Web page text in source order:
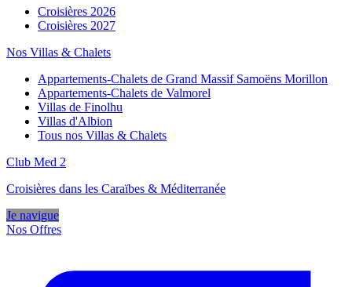
Croisières 2026
Croisières 2027
Nos Villas & Chalets
Appartements-Chalets de Grand Massif Samoëns Morillon
Appartements-Chalets de Valmorel
Villas de Finolhu
Villas d'Albion
Tous nos Villas & Chalets
Club Med 2
Croisières dans les Caraïbes & Méditerranée
Je navigue
Nos Offres